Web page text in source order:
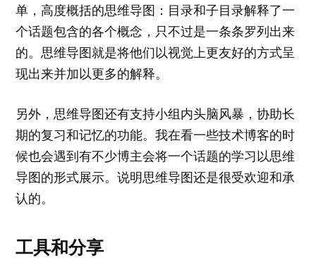
单，高度概括的思维导图：目录和子目录解释了一
个话题包含的各个概念，只不过是一条条罗列出来
的。思维导图就是将他们以视觉上更友好的方式呈
现出来并加以更多的解释。
另外，思维导图还有支持小组内头脑风暴，协助长
期的复习和记忆的功能。我在看一些技术博客的时
候也会遇到有不少博主会将一个话题的学习以思维
导图的形式展示。说明思维导图还是很受欢迎和承
认的。
工具和分享